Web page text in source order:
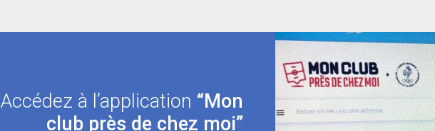
Accédez à l’application “Mon
club près de chez moi”